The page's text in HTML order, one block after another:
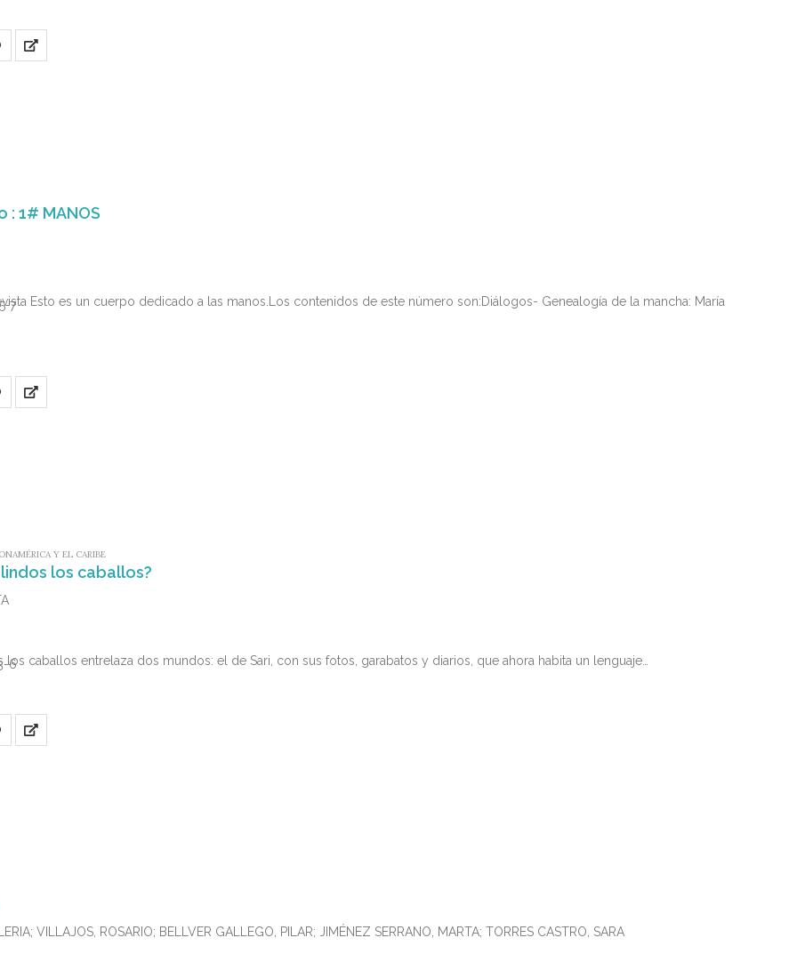
: 1# MANOS
7
Esto es un cuerpo dedicado a las manos.Los contenidos de este número son:Diálogos- Genealogía de la mancha: María
Y EL CARIBE
los caballos?
6
los caballos entrelaza dos mundos: el de Sari, con sus fotos, garabatos y diarios, que ahora habita un lenguaje…
VILLAJOS, ROSARIO; BELLVER GALLEGO, PILAR; JIMÉNEZ SERRANO, MARTA; TORRES CASTRO, SARA